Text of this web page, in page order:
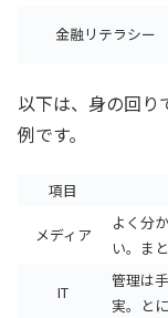
金融リテラシー
以下は、身の回り
例です。
項目
メディア
よく分
い。ま
IT
管理は
実。と